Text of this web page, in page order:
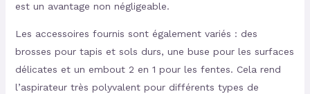
est un avantage non négligeable.
Les accessoires fournis sont également variés : des
brosses pour tapis et sols durs, une buse pour les surfaces
délicates et un embout 2 en 1 pour les fentes. Cela rend
l’aspirateur très polyvalent pour différents types de